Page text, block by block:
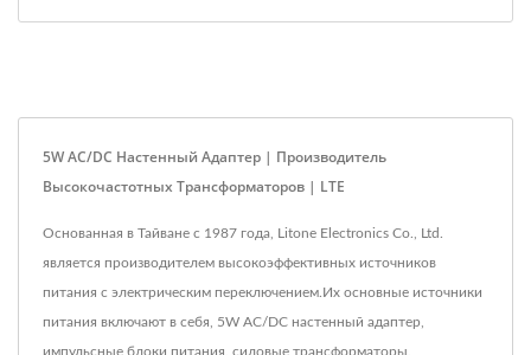
5W AC/DC Настенный Адаптер | Производитель
Высокочастотных Трансформаторов | LTE
Основанная в Тайване с 1987 года, Litone Electronics Co., Ltd.
является производителем высокоэффективных источников
питания с электрическим переключением.Их основные источники
питания включают в себя, 5W AC/DC настенный адаптер,
импульсные блоки питания, силовые трансформаторы,